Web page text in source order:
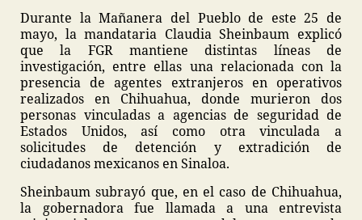
Durante la Mañanera del Pueblo de este 25 de
mayo, la mandataria Claudia Sheinbaum explicó
que la FGR mantiene distintas líneas de
investigación, entre ellas una relacionada con la
presencia de agentes extranjeros en operativos
realizados en Chihuahua, donde murieron dos
personas vinculadas a agencias de seguridad de
Estados Unidos, así como otra vinculada a
solicitudes de detención y extradición de
ciudadanos mexicanos en Sinaloa.
Sheinbaum subrayó que, en el caso de Chihuahua,
la gobernadora fue llamada a una entrevista